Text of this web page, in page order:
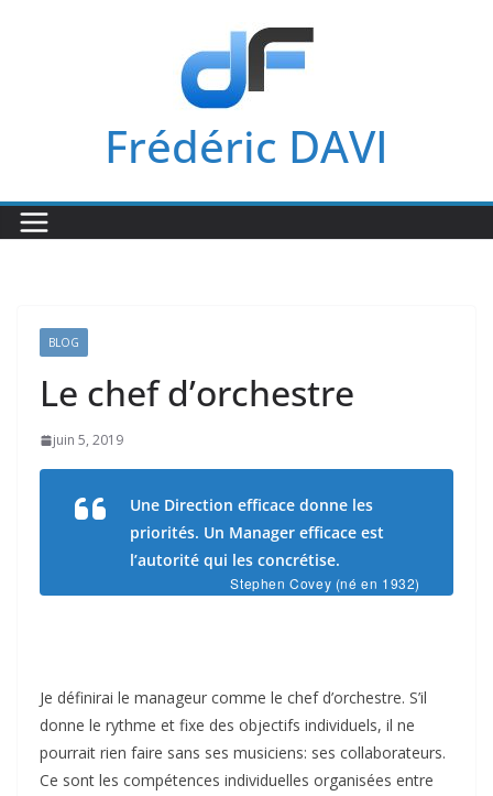
Frédéric DAVI
BLOG
Le chef d’orchestre
juin 5, 2019
Une Direction efficace donne les
priorités. Un Manager efficace est
l’autorité qui les concrétise.
Stephen Covey (né en 1932)
Je définirai le manageur comme le chef d’orchestre. S’il
donne le rythme et fixe des objectifs individuels, il ne
pourrait rien faire sans ses musiciens: ses collaborateurs.
Ce sont les compétences individuelles organisées entre